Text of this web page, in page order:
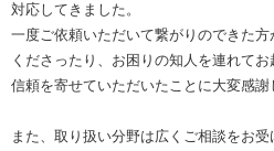
対応してきました。
一度ご依頼いただいて繋がりのできた
くださったり、お困りの知人を連れて
信頼を寄せていただいたことに大変感謝
また、取り扱い分野は広くご相談をお受